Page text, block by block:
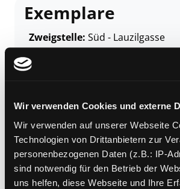
Wir verwenden Cookies und externe
Wir verwenden auf unserer Webseite
Technologien von Drittanbietern zur
personenbezogenen Daten (z.B.: IP-
sind notwendig für den Betrieb der
uns helfen, diese Webseite und Ihre
Exemplare
Zweigstelle: Süd - Lauzilgasse
Standort 2:
Vorbestellungen:0
Mediengruppe: Kinderbuch
Frist:
Barcode:2307SB02943
Standort 3: